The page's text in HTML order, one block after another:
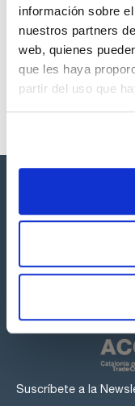
información sobre
nuestros partners
web, quienes
que les haya
partir del uso que
Los productos
listos para una
Suscríbete a la